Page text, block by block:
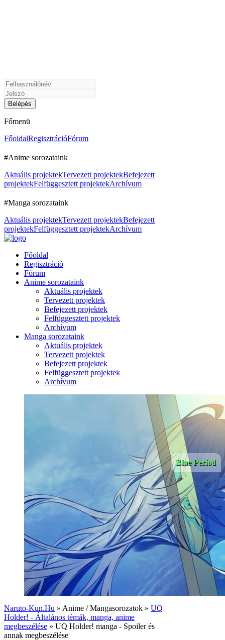
Főmenü
FőoldalRegisztrációFórum
#Anime sorozataink
Aktuális projektekTervezett projektekBefejezett
projektekFelfüggesztett projektekArchívum
#Manga sorozataink
Aktuális projektekTervezett projektekBefejezett
projektekFelfüggesztett projektekArchívum
Főoldal
Regisztráció
Fórum
Anime sorozataink
Aktuális projektek
Tervezett projektek
Befejezett projektek
Felfüggesztett projektek
Archívum
Manga sorozataink
Aktuális projektek
Tervezett projektek
Befejezett projektek
Felfüggesztett projektek
Archívum
Blue Period
Naruto-Kun.Hu » Anime / Mangasorozatok » UQ
Holder! - Általános témák, manga, anime
megbeszélése » UQ Holder! manga - Spoiler és
annak megbeszélése